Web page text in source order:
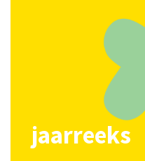
jaarreeks